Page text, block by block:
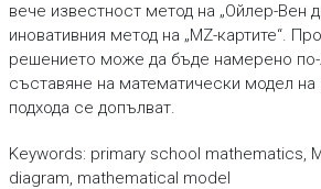
вече известност метод на „Ойлер-Вен
иновативния метод на „MZ-картите“.
решението може да бъде намерено по-
съставяне на математически модел на
подхода се допълват.
Keywords: primary school mathematics,
diagram, mathematical model